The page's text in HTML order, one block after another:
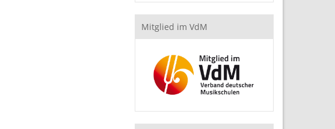
Mitglied im VdM